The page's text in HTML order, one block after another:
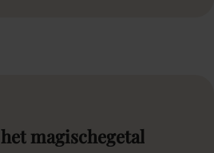
het magischegetal